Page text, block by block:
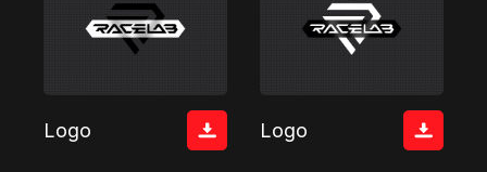
Logo Logo